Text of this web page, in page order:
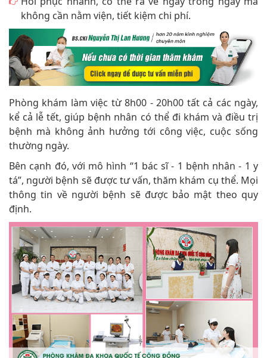
không cần nằm viện, tiết kiệm chi phí.
Phòng khám làm việc từ 8h00 - 20h00 tất cả các ngày,
kể cả lễ tết, giúp bệnh nhân có thể đi khám và điều trị
bệnh mà không ảnh hưởng tới công việc, cuộc sống
thường ngày.
Bên cạnh đó, với mô hình “1 bác sĩ - 1 bệnh nhân - 1 y
tá”, người bệnh sẽ được tư vấn, thăm khám cụ thể. Mọi
thông tin về người bệnh sẽ được bảo mật theo quy
định.